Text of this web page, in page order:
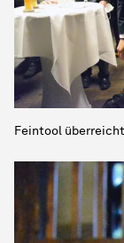
Feintool